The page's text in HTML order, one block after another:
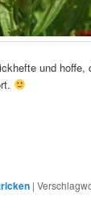
und hoffe,
|